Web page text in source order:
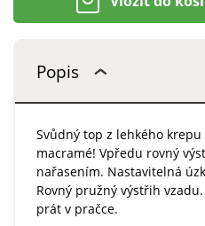
Popis
Svůdný top z lehkého
macramé! Vpředu rovný
nařasením. Nastavitelná
Rovný pružný výstřih
prát v pračce.